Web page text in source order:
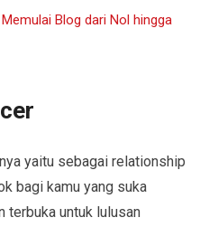
Blog dari Nol hingga
yaitu sebagai relationship
bagi kamu yang suka
terbuka untuk lulusan